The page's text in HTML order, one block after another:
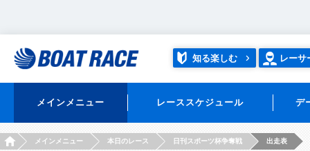
知る楽しむ レーサ
メインメニュー レーススケジュール デ
HOMEメインメニュー 本日のレース 日刊スポーツ杯争奪戦 出走表